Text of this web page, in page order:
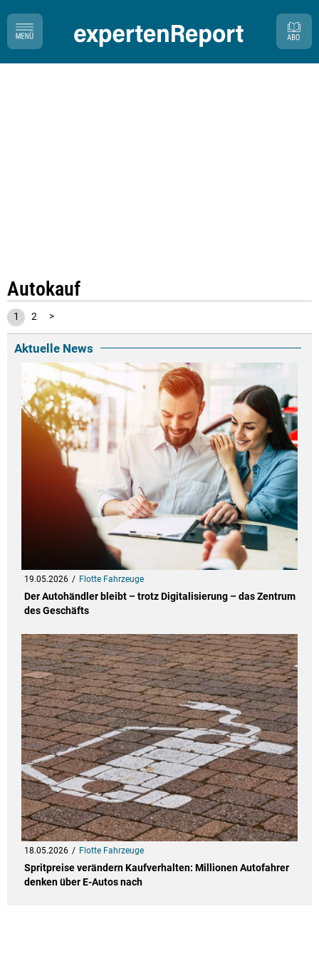
Autokauf
1 2 >
Aktuelle News
19.05.2026 Flotte Fahrzeuge
Der Autohändler bleibt – trotz Digitalisierung – das Zentrum
des Geschäfts
18.05.2026 Flotte Fahrzeuge
Spritpreise verändern Kaufverhalten: Millionen Autofahrer
denken über E-Autos nach